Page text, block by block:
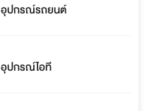
อุปกรณ์รถยนต์
อุปกรณ์ไอที